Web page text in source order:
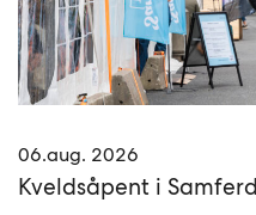
06.aug. 2026
Kveldsåpent i